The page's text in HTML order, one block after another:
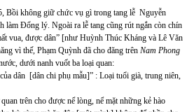
Bồi không giữ chức vụ gì trong tang lễ Nguyễn
làm Đổng lý. Ngoài ra lễ tang cũng rút ngắn còn chín
vua, được dân” [như Huỳnh Thúc Kháng và Lê Văn
vì thế, Phạm Quỳnh đã cho đăng trên Nam Phong
dưới nanh vuốt ba loại quan:
dân [dân chi phụ mẫu]” : Loại tuổi già, trung niên,
trên cho được nể lòng, nể mặt những kẻ hào